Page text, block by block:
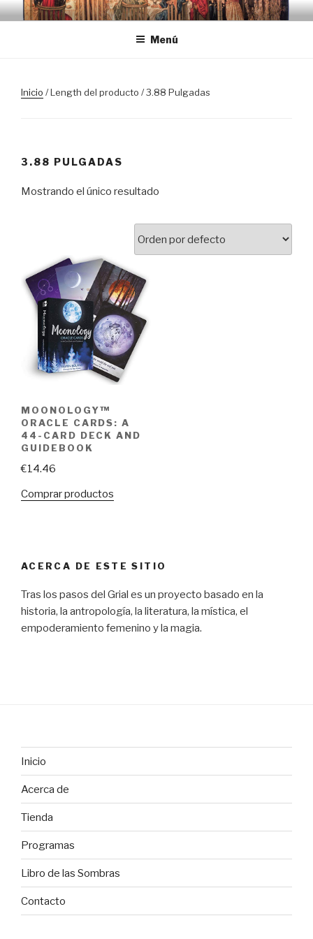
Saltar
al
Menú
Inicio / Length del producto / 3.88 Pulgadas
3.88 PULGADAS
Mostrando el único resultado
MOONOLOGY™
ORACLE CARDS: A
44-CARD DECK AND
GUIDEBOOK
€14.46
Comprar productos
ACERCA DE ESTE SITIO
Tras los pasos del Grial es un proyecto basado en la
historia, la antropología, la literatura, la mística, el
empoderamiento femenino y la magia.
Inicio
Acerca de
Tienda
Programas
Libro de las Sombras
Contacto